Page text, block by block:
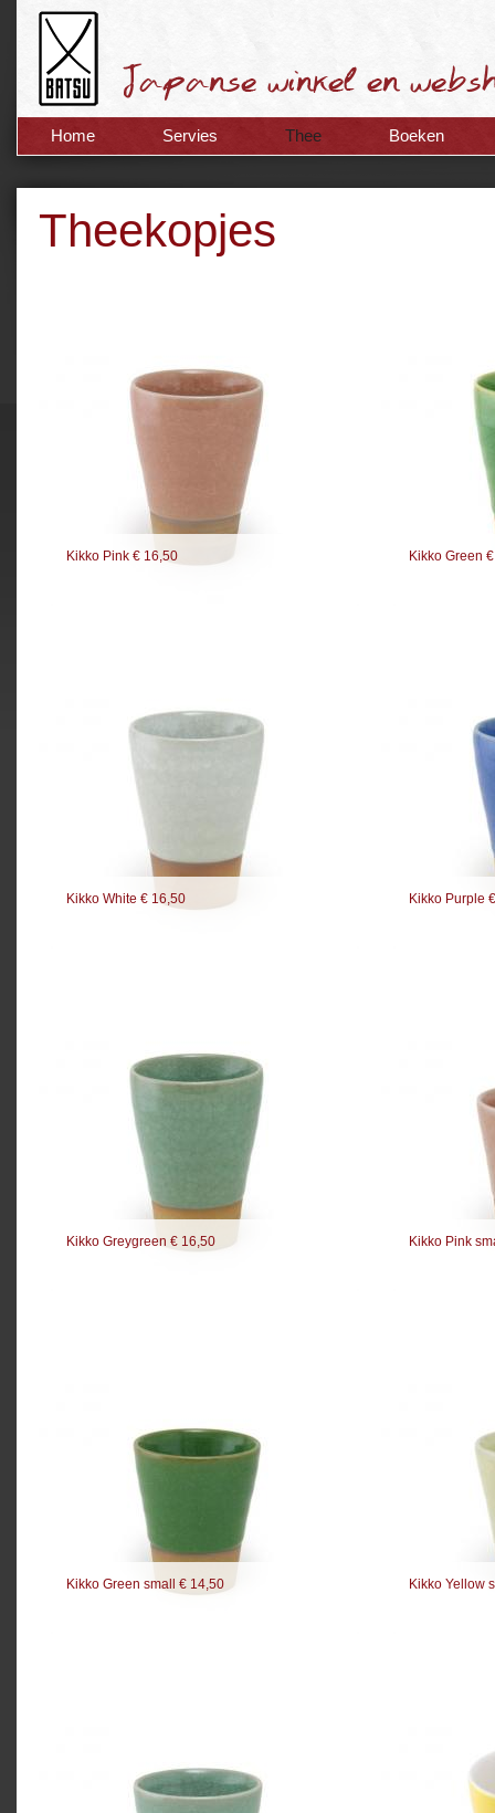
Home Servies Thee Boeken
Theekopjes
Kikko Pink € 16,50 Kikko Green
Kikko White € 16,50 Kikko Purple
Kikko Greygreen € 16,50 Kikko Pink
Kikko Green small € 14,50 Kikko Yellow